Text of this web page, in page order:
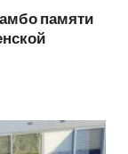
памяти